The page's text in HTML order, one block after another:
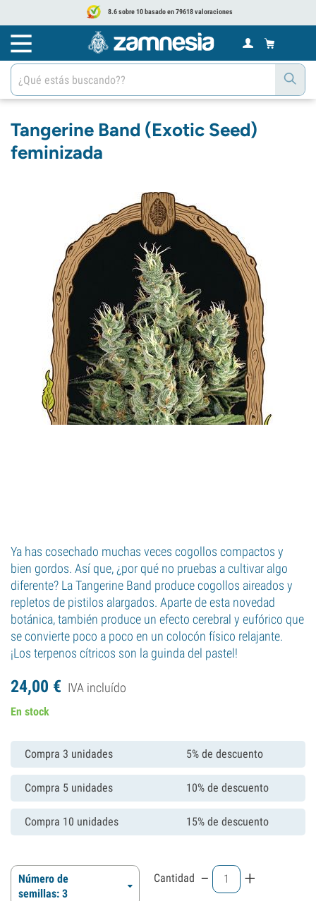
8.6 sobre 10 basado en 79618 valoraciones
Tangerine Band (Exotic Seed)
feminizada
Ya has cosechado muchas veces cogollos compactos y
bien gordos. Así que, ¿por qué no pruebas a cultivar algo
diferente? La Tangerine Band produce cogollos aireados y
repletos de pistilos alargados. Aparte de esta novedad
botánica, también produce un efecto cerebral y eufórico que
se convierte poco a poco en un colocón físico relajante.
¡Los terpenos cítricos son la guinda del pastel!
24,00 € IVA incluído
En stock
Compra 3 unidades 5% de descuento
Compra 5 unidades 10% de descuento
Compra 10 unidades 15% de descuento
Número de
semillas: 3
Cantidad - +